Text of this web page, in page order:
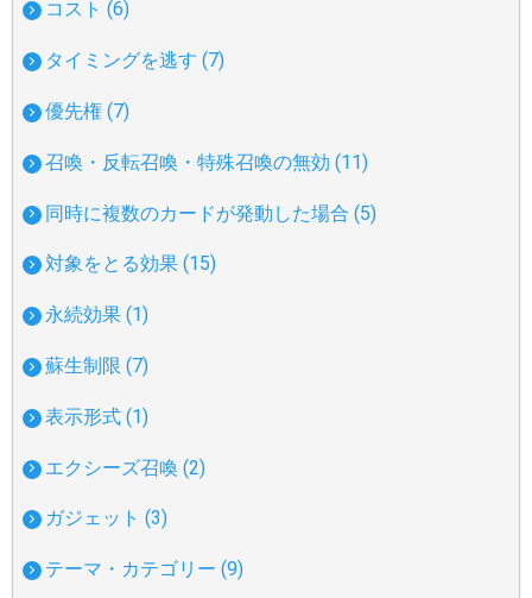
コスト (6)
タイミングを逃す (7)
優先権 (7)
召喚・反転召喚・特殊召喚の無効 (11)
同時に複数のカードが発動した場合 (5)
対象をとる効果 (15)
永続効果 (1)
蘇生制限 (7)
表示形式 (1)
エクシーズ召喚 (2)
ガジェット (3)
テーマ・カテゴリー (9)